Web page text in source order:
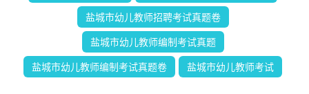
盐城市幼儿教师招聘考试真题卷
盐城市幼儿教师编制考试真题
盐城市幼儿教师编制考试真题卷 盐城市幼儿教师考试